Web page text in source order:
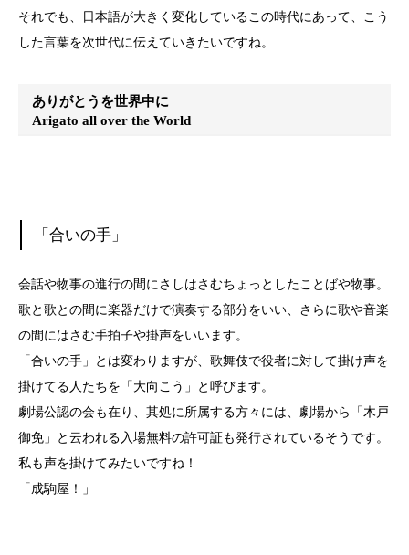
それでも、日本語が大きく変化しているこの時代にあって、こう
した言葉を次世代に伝えていきたいですね。
ありがとうを世界中に
Arigato all over the World
「合いの手」
会話や物事の進行の間にさしはさむちょっとしたことばや物事。
歌と歌との間に楽器だけで演奏する部分をいい、さらに歌や音楽
の間にはさむ手拍子や掛声をいいます。
「合いの手」とは変わりますが、歌舞伎で役者に対して掛け声を
掛けてる人たちを「大向こう」と呼びます。
劇場公認の会も在り、其処に所属する方々には、劇場から「木戸
御免」と云われる入場無料の許可証も発行されているそうです。
私も声を掛けてみたいですね！
「成駒屋！」